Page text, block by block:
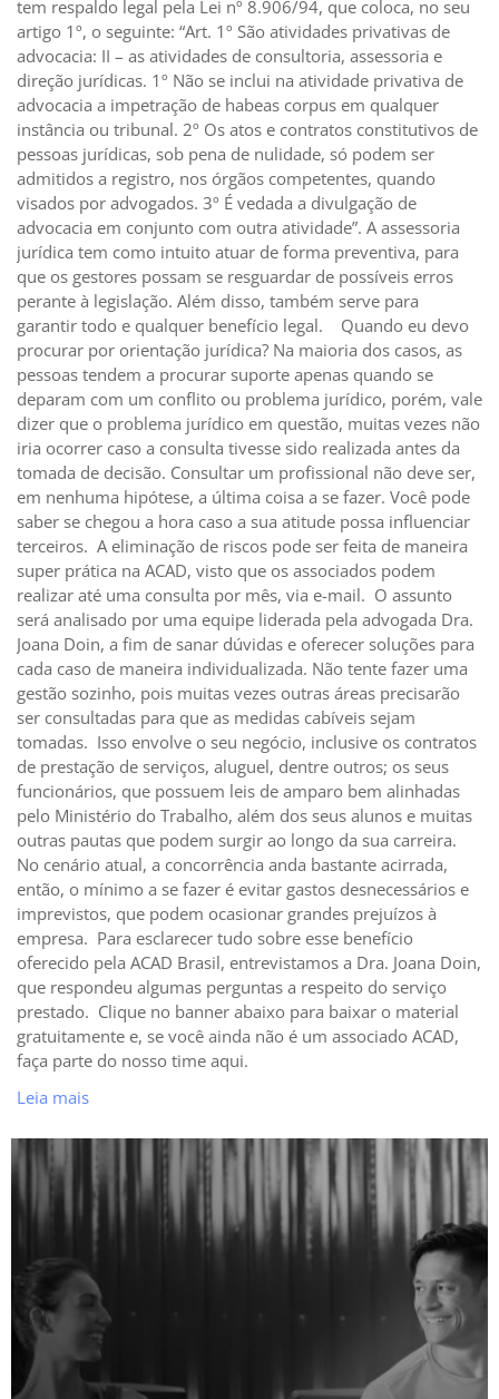
tem respaldo legal pela Lei nº 8.906/94, que coloca, no seu
artigo 1º, o seguinte: “Art. 1º São atividades privativas de
advocacia: II – as atividades de consultoria, assessoria e
direção jurídicas. 1º Não se inclui na atividade privativa de
advocacia a impetração de habeas corpus em qualquer
instância ou tribunal. 2º Os atos e contratos constitutivos de
pessoas jurídicas, sob pena de nulidade, só podem ser
admitidos a registro, nos órgãos competentes, quando
visados por advogados. 3º É vedada a divulgação de
advocacia em conjunto com outra atividade”. A assessoria
jurídica tem como intuito atuar de forma preventiva, para
que os gestores possam se resguardar de possíveis erros
perante à legislação. Além disso, também serve para
garantir todo e qualquer benefício legal. Quando eu devo
procurar por orientação jurídica? Na maioria dos casos, as
pessoas tendem a procurar suporte apenas quando se
deparam com um conflito ou problema jurídico, porém, vale
dizer que o problema jurídico em questão, muitas vezes não
iria ocorrer caso a consulta tivesse sido realizada antes da
tomada de decisão. Consultar um profissional não deve ser,
em nenhuma hipótese, a última coisa a se fazer. Você pode
saber se chegou a hora caso a sua atitude possa influenciar
terceiros. A eliminação de riscos pode ser feita de maneira
super prática na ACAD, visto que os associados podem
realizar até uma consulta por mês, via e-mail. O assunto
será analisado por uma equipe liderada pela advogada Dra.
Joana Doin, a fim de sanar dúvidas e oferecer soluções para
cada caso de maneira individualizada. Não tente fazer uma
gestão sozinho, pois muitas vezes outras áreas precisarão
ser consultadas para que as medidas cabíveis sejam
tomadas. Isso envolve o seu negócio, inclusive os contratos
de prestação de serviços, aluguel, dentre outros; os seus
funcionários, que possuem leis de amparo bem alinhadas
pelo Ministério do Trabalho, além dos seus alunos e muitas
outras pautas que podem surgir ao longo da sua carreira.
No cenário atual, a concorrência anda bastante acirrada,
então, o mínimo a se fazer é evitar gastos desnecessários e
imprevistos, que podem ocasionar grandes prejuízos à
empresa. Para esclarecer tudo sobre esse benefício
oferecido pela ACAD Brasil, entrevistamos a Dra. Joana Doin,
que respondeu algumas perguntas a respeito do serviço
prestado. Clique no banner abaixo para baixar o material
gratuitamente e, se você ainda não é um associado ACAD,
faça parte do nosso time aqui.
Leia mais